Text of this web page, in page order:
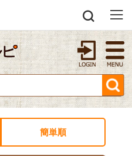
簡単順